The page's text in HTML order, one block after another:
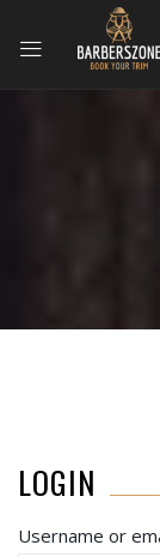
LOGIN
Username or